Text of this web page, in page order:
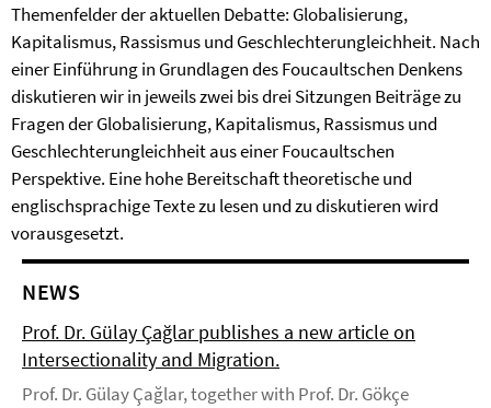
Themenfelder der aktuellen Debatte: Globalisierung,
Kapitalismus, Rassismus und Geschlechterungleichheit. Nach
einer Einführung in Grundlagen des Foucaultschen Denkens
diskutieren wir in jeweils zwei bis drei Sitzungen Beiträge zu
Fragen der Globalisierung, Kapitalismus, Rassismus und
Geschlechterungleichheit aus einer Foucaultschen
Perspektive. Eine hohe Bereitschaft theoretische und
englischsprachige Texte zu lesen und zu diskutieren wird
vorausgesetzt.
NEWS
Prof. Dr. Gülay Çağlar publishes a new article on
Intersectionality and Migration.
Prof. Dr. Gülay Çağlar, together with Prof. Dr. Gökçe